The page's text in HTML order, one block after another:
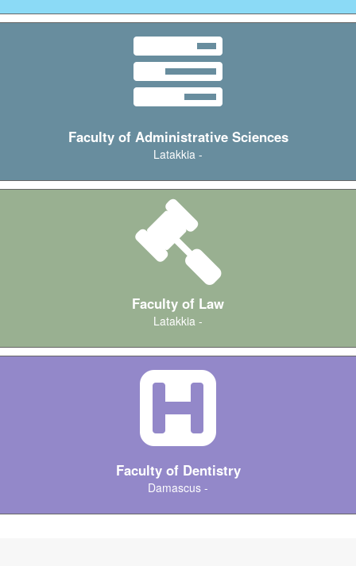
Faculty of Administrative Sciences
Latakkia -
Faculty of Law
Latakkia -
Faculty of Dentistry
Damascus -
كليات Medicine